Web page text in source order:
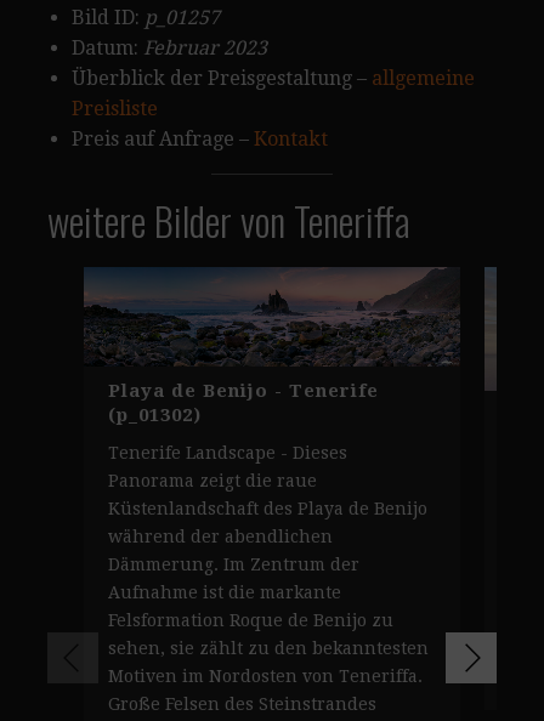
Bild ID: p_01257
Datum: Februar 2023
Überblick der Preisgestaltung – allgemeine
Preisliste
Preis auf Anfrage – Kontakt
weitere Bilder von Teneriffa
Playa de Benijo - Tenerife
(p_01302)
Tenerife Landscape - Dieses
Panorama zeigt die raue
Küstenlandschaft des Playa de Benijo
während der abendlichen
Dämmerung. Im Zentrum der
Aufnahme ist die markante
Felsformation Roque de Benijo zu
sehen, sie zählt zu den bekanntesten
Motiven im Nordosten von Teneriffa.
Große Felsen des Steinstrandes